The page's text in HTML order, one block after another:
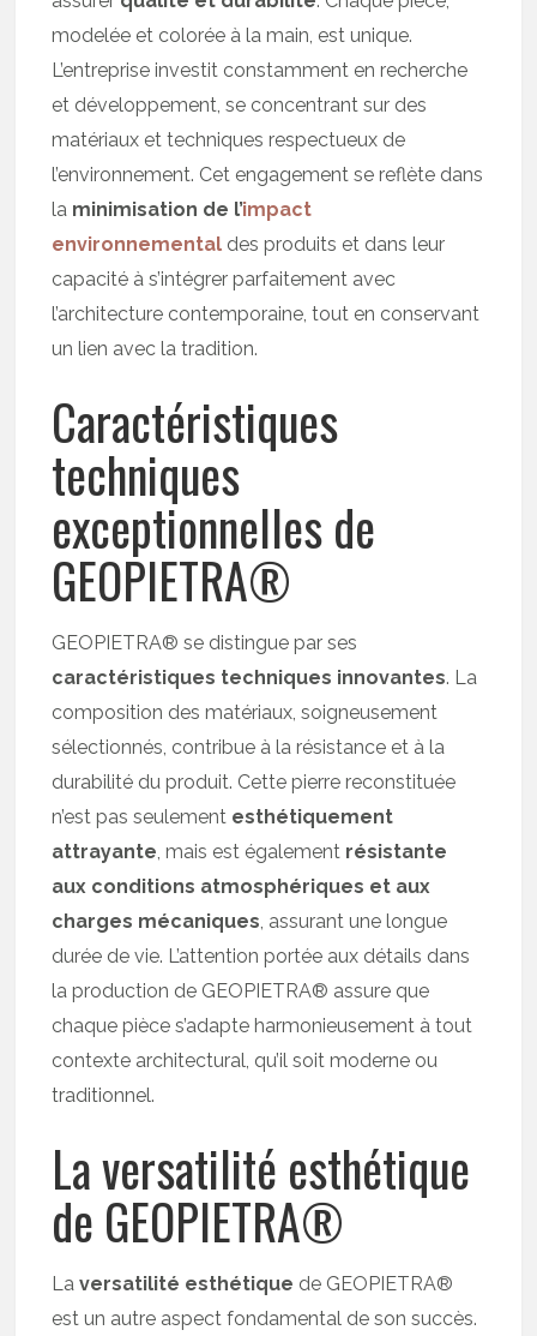
modelée et colorée à la main, est unique.
L’entreprise investit constamment en recherche
et développement, se concentrant sur des
matériaux et techniques respectueux de
l’environnement. Cet engagement se reflète dans
la minimisation de l’impact
environnemental des produits et dans leur
capacité à s’intégrer parfaitement avec
l’architecture contemporaine, tout en conservant
un lien avec la tradition.
Caractéristiques
techniques
exceptionnelles de
GEOPIETRA®
GEOPIETRA® se distingue par ses
caractéristiques techniques innovantes. La
composition des matériaux, soigneusement
sélectionnés, contribue à la résistance et à la
durabilité du produit. Cette pierre reconstituée
n’est pas seulement esthétiquement
attrayante, mais est également résistante
aux conditions atmosphériques et aux
charges mécaniques, assurant une longue
durée de vie. L’attention portée aux détails dans
la production de GEOPIETRA® assure que
chaque pièce s’adapte harmonieusement à tout
contexte architectural, qu’il soit moderne ou
traditionnel.
La versatilité esthétique
de GEOPIETRA®
Laversatilité esthétique de GEOPIETRA®
est un autre aspect fondamental de son succès.